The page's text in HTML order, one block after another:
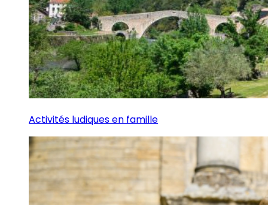
Activités ludiques en famille